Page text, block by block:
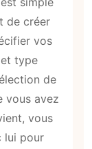
de créer
vos
type
de
vous avez
vous
lui pour